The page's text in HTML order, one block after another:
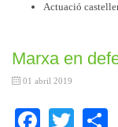
Actuació
Marxa en
01 abril 2019